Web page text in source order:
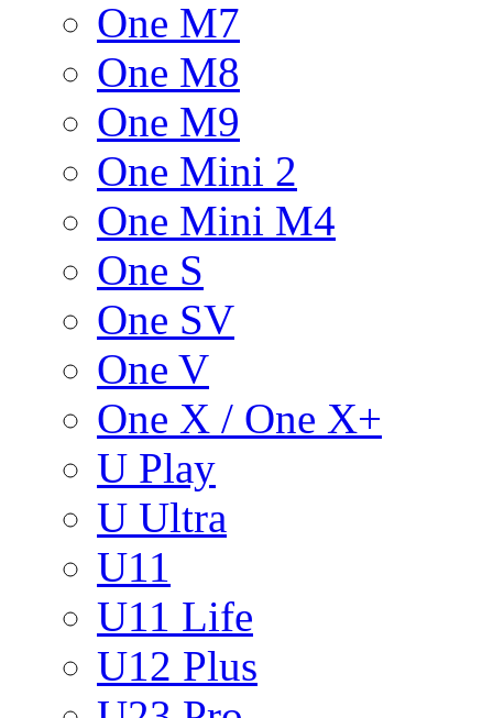
One M7
One M8
One M9
One Mini 2
One Mini M4
One S
One SV
One V
One X / One X+
U Play
U Ultra
U11
U11 Life
U12 Plus